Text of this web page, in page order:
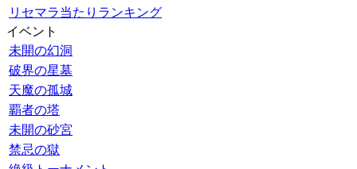
リセマラ当たりランキング
イベント
未開の幻洞
破界の星墓
天魔の孤城
覇者の塔
未開の砂宮
禁忌の獄